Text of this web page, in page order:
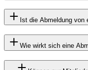
Ist die Abmeldung von
Wie wirkt sich eine